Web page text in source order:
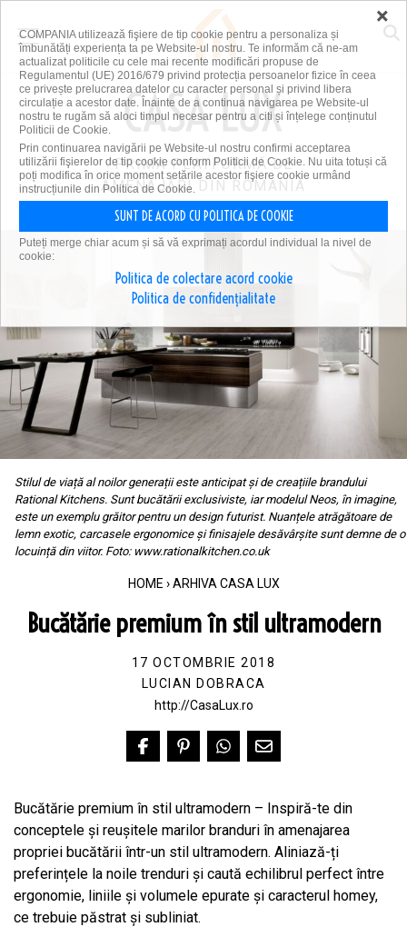
PRIMA PLATFORMĂ DE
AMENAJĂRI DIN ROMÂNIA
Stilul de viață al noilor generații este anticipat și de creațiile brandului
Rational Kitchens. Sunt bucătării exclusiviste, iar modelul Neos, în imagine,
este un exemplu grăitor pentru un design futurist. Nuanțele atrăgătoare de
lemn exotic, carcasele ergonomice și finisajele desăvârșite sunt demne de o
locuință din viitor. Foto: www.rationalkitchen.co.uk
HOME › ARHIVA CASA LUX
Bucătărie premium în stil ultramodern
17 OCTOMBRIE 2018
LUCIAN DOBRACA
http://CasaLux.ro
Bucătărie premium în stil ultramodern – Inspiră-te din
conceptele și reușitele marilor branduri în amenajarea
propriei bucătării într-un stil ultramodern. Aliniază-ți
preferințele la noile trenduri și caută echilibrul perfect între
ergonomie, liniile și volumele epurate și caracterul homey,
ce trebuie păstrat și subliniat.
×
COMPANIA utilizează fişiere de tip cookie pentru a personaliza și
îmbunătăți experiența ta pe Website-ul nostru. Te informăm că ne-am
actualizat politicile cu cele mai recente modificări propuse de
Regulamentul (UE) 2016/679 privind protecția persoanelor fizice în ceea
ce privește prelucrarea datelor cu caracter personal și privind libera
circulație a acestor date. Înainte de a continua navigarea pe Website-ul
nostru te rugăm să aloci timpul necesar pentru a citi și înțelege conținutul
Politicii de Cookie.
Prin continuarea navigării pe Website-ul nostru confirmi acceptarea
utilizării fişierelor de tip cookie conform Politicii de Cookie. Nu uita totuși că
poți modifica în orice moment setările acestor fişiere cookie urmând
instrucțiunile din Politica de Cookie.
SUNT DE ACORD CU POLITICA DE COOKIE
Puteți merge chiar acum și să vă exprimați acordul individual la nivel de
cookie:
Politica de colectare acord cookie
Politica de confidențialitate